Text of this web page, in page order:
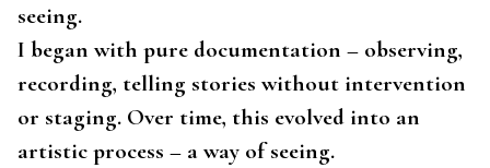
seeing.
I began with pure documentation – observing,
recording, telling stories without intervention
or staging. Over time, this evolved into an
artistic process – a way of seeing.